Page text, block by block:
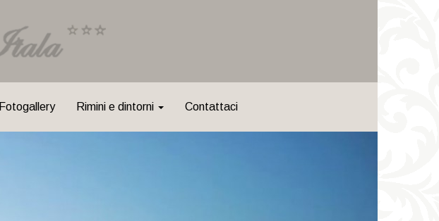
Fotogallery Rimini e dintorni Contattaci